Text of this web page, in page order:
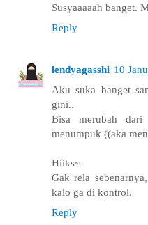
Susyaaaaah banget.
Reply
lendyagasshi 10
Aku suka banget
gini..
Bisa merubah
menumpuk ((aka
Hiiks~
Gak rela
kalo ga di kontrol.
Reply